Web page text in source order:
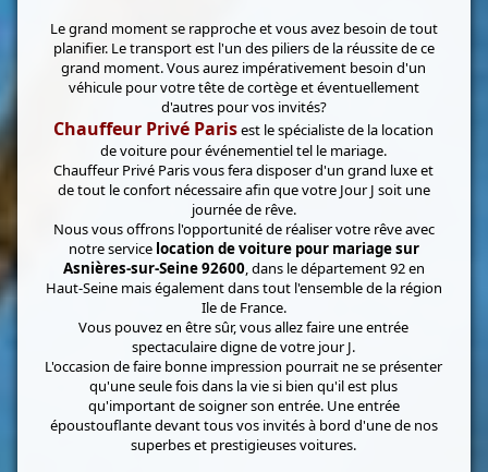
Le grand moment se rapproche et vous avez besoin de tout
planifier. Le transport est l'un des piliers de la réussite de ce
grand moment. Vous aurez impérativement besoin d'un
véhicule pour votre tête de cortège et éventuellement
d'autres pour vos invités?
Chauffeur Privé Parisest le spécialiste de la location
de voiture pour événementiel tel le mariage.
Chauffeur Privé Paris vous fera disposer d'un grand luxe et
de tout le confort nécessaire afin que votre Jour J soit une
journée de rêve.
Nous vous offrons l'opportunité de réaliser votre rêve avec
notre service location de voiture pour mariage sur
Asnières-sur-Seine 92600, dans le département 92 en
Haut-Seine mais également dans tout l'ensemble de la région
Ile de France.
Vous pouvez en être sûr, vous allez faire une entrée
spectaculaire digne de votre jour J.
L'occasion de faire bonne impression pourrait ne se présenter
qu'une seule fois dans la vie si bien qu'il est plus
qu'important de soigner son entrée. Une entrée
époustouflante devant tous vos invités à bord d'une de nos
superbes et prestigieuses voitures.